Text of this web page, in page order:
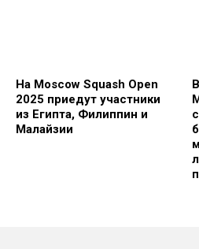
На Moscow Squash Open
2025 приедут участники
из Египта, Филиппин и
Малайзии